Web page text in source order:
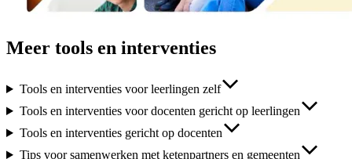
Meer tools en interventies
Tools en interventies voor leerlingen zelf
Tools en interventies voor docenten gericht op leerlingen
Tools en interventies gericht op docenten
Tips voor samenwerken met ketenpartners en gemeenten